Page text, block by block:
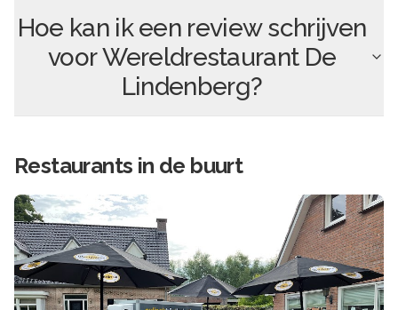
Hoe kan ik een review schrijven
voorWereldrestaurant De
Lindenberg?
Restaurants in de buurt